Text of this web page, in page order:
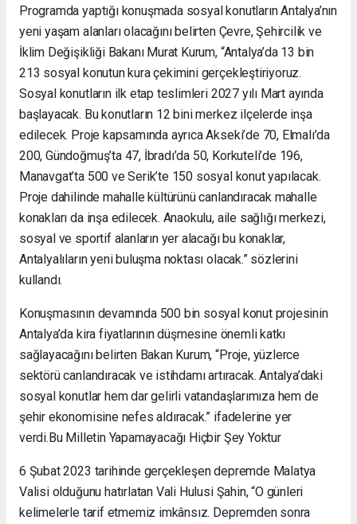
Programda yaptığı konuşmada sosyal konutların Antalya’nın
yeni yaşam alanları olacağını belirten Çevre, Şehircilik ve
İklim Değişikliği Bakanı Murat Kurum, “Antalya’da 13 bin
213 sosyal konutun kura çekimini gerçekleştiriyoruz.
Sosyal konutların ilk etap teslimleri 2027 yılı Mart ayında
başlayacak. Bu konutların 12 bini merkez ilçelerde inşa
edilecek. Proje kapsamında ayrıca Akseki’de 70, Elmalı’da
200, Gündoğmuş’ta 47, İbradı’da 50, Korkuteli’de 196,
Manavgat’ta 500 ve Serik’te 150 sosyal konut yapılacak.
Proje dahilinde mahalle kültürünü canlandıracak mahalle
konakları da inşa edilecek. Anaokulu, aile sağlığı merkezi,
sosyal ve sportif alanların yer alacağı bu konaklar,
Antalyalıların yeni buluşma noktası olacak.” sözlerini
kullandı.
Konuşmasının devamında 500 bin sosyal konut projesinin
Antalya’da kira fiyatlarının düşmesine önemli katkı
sağlayacağını belirten Bakan Kurum, “Proje, yüzlerce
sektörü canlandıracak ve istihdamı artıracak. Antalya’daki
sosyal konutlar hem dar gelirli vatandaşlarımıza hem de
şehir ekonomisine nefes aldıracak.” ifadelerine yer
verdi.Bu Milletin Yapamayacağı Hiçbir Şey Yoktur
6 Şubat 2023 tarihinde gerçekleşen depremde Malatya
Valisi olduğunu hatırlatan Vali Hulusi Şahin, “O günleri
kelimelerle tarif etmemiz imkânsız. Depremden sonra